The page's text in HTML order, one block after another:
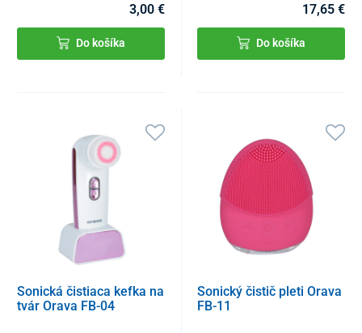
3,00 €
Do košíka
17,65 €
Do košíka
Sonická čistiaca kefka na
tvár Orava FB-04
Sonický čistič pleti Orava
FB-11